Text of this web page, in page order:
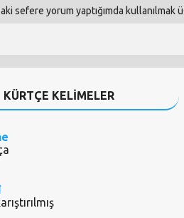
sefere yorum yaptığımda kullanılmak
KÜRTÇE KELİMELER